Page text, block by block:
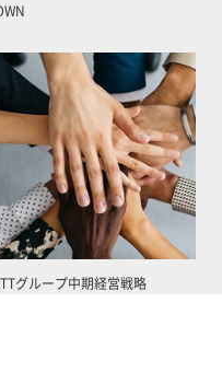
グループ中期経営戦略